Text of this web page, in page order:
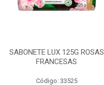
SABONETE LUX 125G ROSAS
FRANCESAS
Código: 33525